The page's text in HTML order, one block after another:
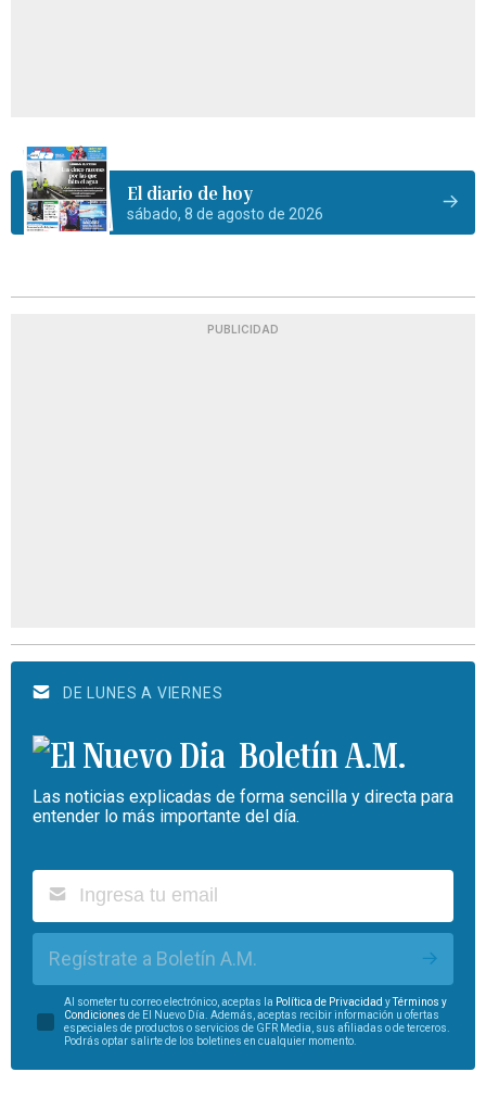
El diario de hoy
sábado, 8 de agosto de 2026
PUBLICIDAD
DE LUNES A VIERNES
Boletín A.M.
Las noticias explicadas de forma sencilla y directa para
entender lo más importante del día.
Regístrate a Boletín A.M.
Al someter tu correo electrónico, aceptas la Política de Privacidad yTérminos y
Condiciones de El Nuevo Día. Además, aceptas recibir información u ofertas
especiales de productos o servicios de GFR Media, sus afiliadas o de terceros.
Podrás optar salirte de los boletines en cualquier momento.